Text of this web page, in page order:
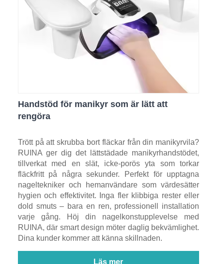
Handstöd för manikyr som är lätt att
rengöra
Trött på att skrubba bort fläckar från din manikyrvila?
RUINA ger dig det lättstädade manikyrhandstödet,
tillverkat med en slät, icke-porös yta som torkar
fläckfritt på några sekunder. Perfekt för upptagna
nageltekniker och hemanvändare som värdesätter
hygien och effektivitet. Inga fler klibbiga rester eller
dold smuts – bara en ren, professionell installation
varje gång. Höj din nagelkonstupplevelse med
RUINA, där smart design möter daglig bekvämlighet.
Dina kunder kommer att känna skillnaden.
Läs mer